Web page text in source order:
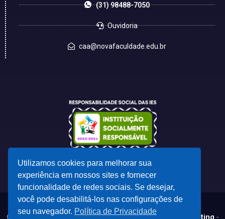
(31) 98488-7050
Ouvidoria
caa@novafaculdade.edu.br
© 2023 - Desenvolvido porCSC - Comunicação e Marketing -
Utilizamos cookies para melhorar sua
experiência em nossos sites e fornecer
funcionalidade de redes sociais. Se desejar,
você pode desabilitá-los nas configurações de
seu navegador. Política de Privacidade